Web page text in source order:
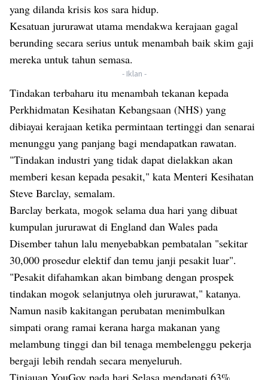
yang dilanda krisis kos sara hidup.
Kesatuan jururawat utama mendakwa kerajaan gagal
berunding secara serius untuk menambah baik skim gaji
mereka untuk tahun semasa.
- Iklan -
Tindakan terbaharu itu menambah tekanan kepada
Perkhidmatan Kesihatan Kebangsaan (NHS) yang
dibiayai kerajaan ketika permintaan tertinggi dan senarai
menunggu yang panjang bagi mendapatkan rawatan.
"Tindakan industri yang tidak dapat dielakkan akan
memberi kesan kepada pesakit," kata Menteri Kesihatan
Steve Barclay, semalam.
Barclay berkata, mogok selama dua hari yang dibuat
kumpulan jururawat di England dan Wales pada
Disember tahun lalu menyebabkan pembatalan "sekitar
30,000 prosedur elektif dan temu janji pesakit luar".
"Pesakit difahamkan akan bimbang dengan prospek
tindakan mogok selanjutnya oleh jururawat," katanya.
Namun nasib kakitangan perubatan menimbulkan
simpati orang ramai kerana harga makanan yang
melambung tinggi dan bil tenaga membelenggu pekerja
bergaji lebih rendah secara menyeluruh.
Tinjauan YouGov pada hari Selasa mendapati 63%